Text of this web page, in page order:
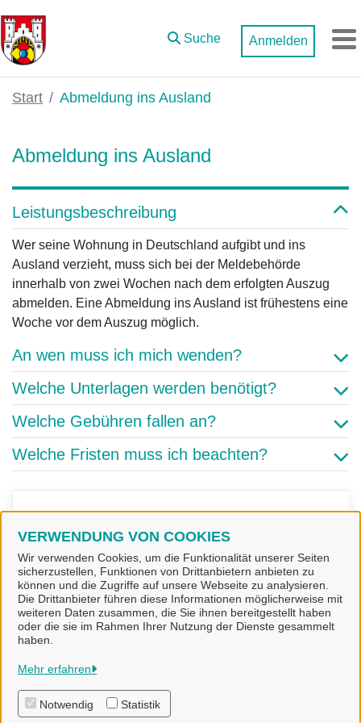
Zum Hauptinhalt springen
VERWENDUNG VON COOKIES
Wir verwenden Cookies, um die Funktionalität unserer Seiten
sicherzustellen, Funktionen von Drittanbietern anbieten zu
können und die Zugriffe auf unsere Webseite zu analysieren.
Die Drittanbieter führen diese Informationen möglicherweise mit
weiteren Daten zusammen, die Sie ihnen bereitgestellt haben
oder die sie im Rahmen Ihrer Nutzung der Dienste gesammelt
haben.
Mehr erfahren
Notwendig Statistik
Suche Anmelden
Start Abmeldung ins Ausland
Abmeldung ins Ausland
Leistungsbeschreibung
Wer seine Wohnung in Deutschland aufgibt und ins
Ausland verzieht, muss sich bei der Meldebehörde
innerhalb von zwei Wochen nach dem erfolgten Auszug
abmelden. Eine Abmeldung ins Ausland ist frühestens eine
Woche vor dem Auszug möglich.
An wen muss ich mich wenden?
Welche Unterlagen werden benötigt?
Welche Gebühren fallen an?
Welche Fristen muss ich beachten?
Kontakt
Bürgeramt
Stadt Alfeld (Leine)
Alle Rechte vorbehalten